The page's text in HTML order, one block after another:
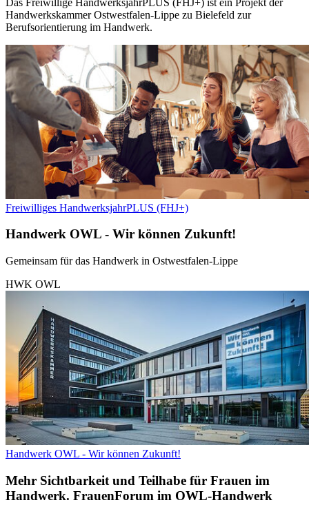
Handwerkskammer Ostwestfalen-Lippe zu Bielefeld zur
Berufsorientierung im Handwerk.
Freiwilliges HandwerksjahrPLUS (FHJ+)
Handwerk OWL - Wir können Zukunft!
Gemeinsam für das Handwerk in Ostwestfalen-Lippe
HWK OWL
Handwerk OWL - Wir können Zukunft!
Mehr Sichtbarkeit und Teilhabe für Frauen im
Handwerk. FrauenForum im OWL-Handwerk